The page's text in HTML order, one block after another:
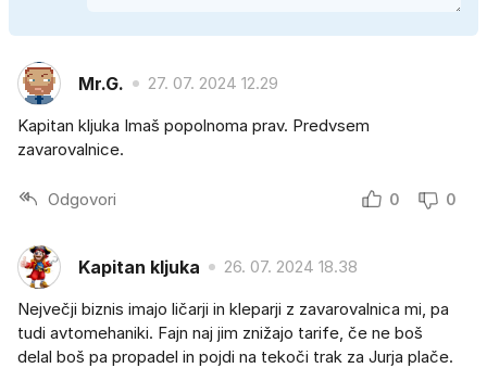
Mr.G. 27. 07. 2024 12.29
Kapitan kljuka Imaš popolnoma prav. Predvsem
zavarovalnice.
Odgovori 0 0
Kapitan kljuka 26. 07. 2024 18.38
Nejvečji biznis imajo ličarji in kleparji z zavarovalnica mi, pa
tudi avtomehaniki. Fajn naj jim znižajo tarife, če ne boš
delal boš pa propadel in pojdi na tekoči trak za Jurja plače.